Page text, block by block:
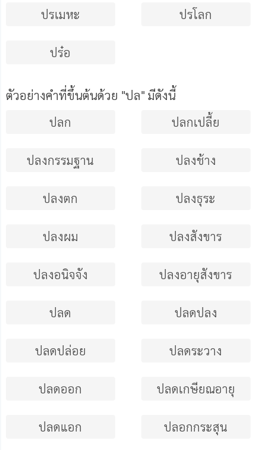
ปรเมหะ ปรโลก
ปร๋อ
ตัวอย่างคําที่ขึ้นต้นด้วย "ปล" มีดังนี้
ปลก ปลกเปลี้ย
ปลงกรรมฐาน ปลงช้าง
ปลงตก ปลงธุระ
ปลงผม ปลงสังขาร
ปลงอนิจจัง ปลงอายุสังขาร
ปลด ปลดปลง
ปลดปล่อย ปลดระวาง
ปลดออก ปลดเกษียณอายุ
ปลดแอก ปลอกกระสุน